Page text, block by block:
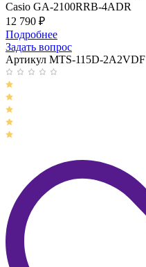
Casio GA-2100RRB-4ADR
12 790 ₽
Подробнее
Задать вопрос
Артикул MTS-115D-2A2VDF